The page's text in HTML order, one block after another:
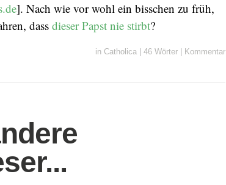
]. Nach wie vor wohl ein bisschen zu früh,
dass dieser Papst nie stirbt?
in Catholica 46 Wörter Kommentar